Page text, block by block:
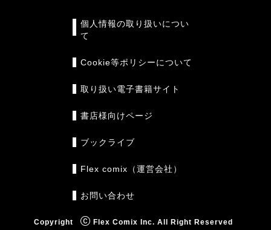
個人情報の取り扱いについ
て
Cookie等ポリシーについて
取り扱い電子書籍サイト
書店様向けページ
ブックライブ
Flex comix（運営会社）
お問い合わせ
Copyright Flex Comix Inc. All Right Reserved